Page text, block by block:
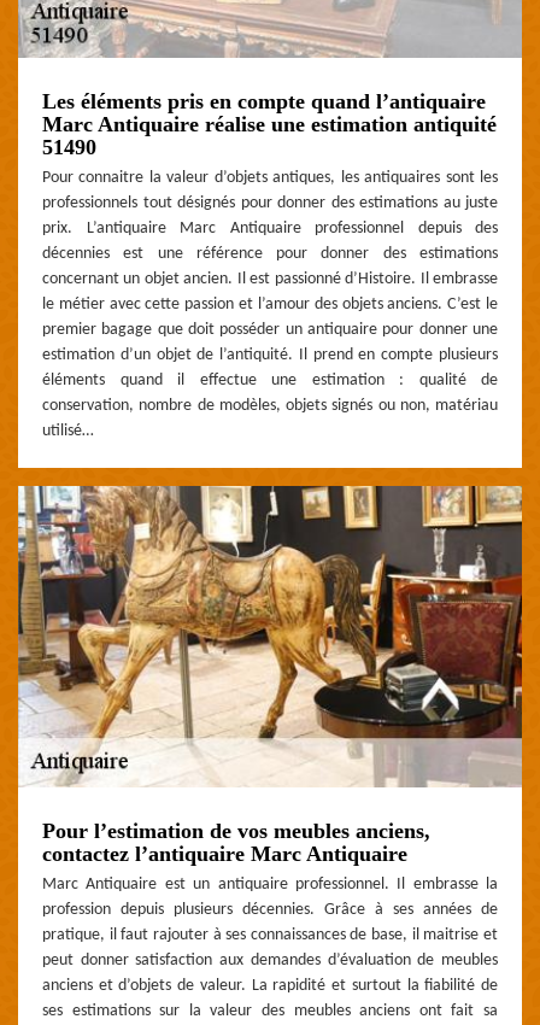
Les éléments pris en compte quand l’antiquaire
Marc Antiquaire réalise une estimation antiquité
51490
Pour connaitre la valeur d’objets antiques, les antiquaires sont les
professionnels tout désignés pour donner des estimations au juste
prix. L’antiquaire Marc Antiquaire professionnel depuis des
décennies est une référence pour donner des estimations
concernant un objet ancien. Il est passionné d’Histoire. Il embrasse
le métier avec cette passion et l’amour des objets anciens. C’est le
premier bagage que doit posséder un antiquaire pour donner une
estimation d’un objet de l’antiquité. Il prend en compte plusieurs
éléments quand il effectue une estimation : qualité de
conservation, nombre de modèles, objets signés ou non, matériau
utilisé…
Pour l’estimation de vos meubles anciens,
contactez l’antiquaire Marc Antiquaire
Marc Antiquaire est un antiquaire professionnel. Il embrasse la
profession depuis plusieurs décennies. Grâce à ses années de
pratique, il faut rajouter à ses connaissances de base, il maitrise et
peut donner satisfaction aux demandes d’évaluation de meubles
anciens et d’objets de valeur. La rapidité et surtout la fiabilité de
ses estimations sur la valeur des meubles anciens ont fait sa